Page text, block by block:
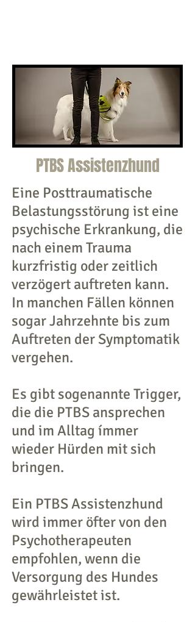
PTBS Assistenzhund
Eine Posttraumatische
Belastungsstörung ist eine
psychische Erkrankung, die
nach einem Trauma
kurzfristig oder zeitlich
verzögert auftreten kann.
In manchen Fällen können
sogar Jahrzehnte bis zum
Auftreten der Symptomatik
vergehen.
Es gibt sogenannte Trigger,
die die PTBS ansprechen
und im Alltag ímmer
wieder Hürden mit sich
bringen.
Ein PTBS Assistenzhund
wird immer öfter von den
Psychotherapeuten
empfohlen, wenn die
Versorgung des Hundes
gewährleistet ist.